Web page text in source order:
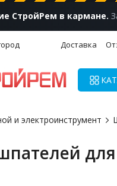
СтройРем в кармане.
Доставка
и электроинструмент